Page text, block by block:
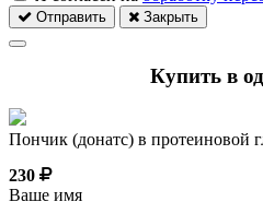
Отправить Закрыть
Купить в
Пончик (донатс) в протеиновой
230
Ваше имя